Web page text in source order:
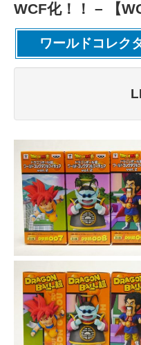
WCF化！！ – 【
ワールドコレク